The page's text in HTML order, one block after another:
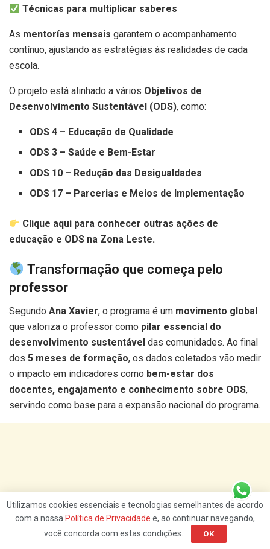
Técnicas para multiplicar saberes
As mentorías mensais garantem o acompanhamento
contínuo, ajustando as estratégias às realidades de cada
escola.
O projeto está alinhado a vários Objetivos de
Desenvolvimento Sustentável (ODS), como:
ODS 4 – Educação de Qualidade
ODS 3 – Saúde e Bem-Estar
ODS 10 – Redução das Desigualdades
ODS 17 – Parcerias e Meios de Implementação
Clique aqui para conhecer outras ações de
educação e ODS na Zona Leste.
Transformação que começa pelo
professor
Segundo Ana Xavier, o programa é um movimento global
que valoriza o professor como pilar essencial do
desenvolvimento sustentável das comunidades. Ao final
dos 5 meses de formação, os dados coletados vão medir
o impacto em indicadores como bem-estar dos
docentes, engajamento e conhecimento sobre ODS,
servindo como base para a expansão nacional do programa.
Utilizamos cookies essenciais e tecnologias semelhantes de acordo
com a nossa Política de Privacidade e, ao continuar navegando,
você concorda com estas condições.
OK